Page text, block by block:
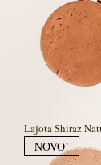
Lajota Shiraz
NOVO!